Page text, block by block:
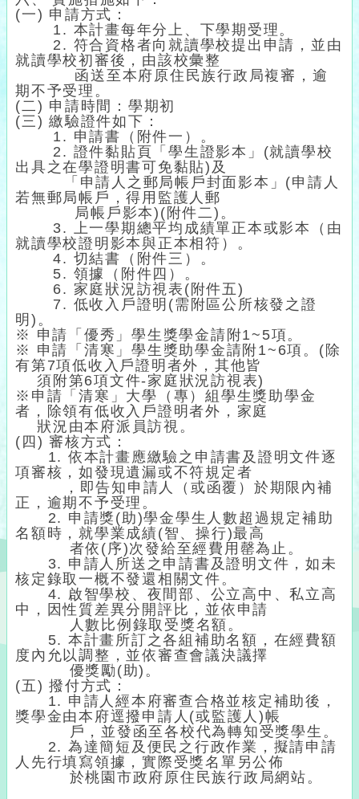
(一) 申請方式：
1. 本計畫每年分上、下學期受理。
2. 符合資格者向就讀學校提出申請，並由
就讀學校初審後，由該校彙整
函送至本府原住民族行政局複審，逾
期不予受理。
(二) 申請時間：學期初
(三) 繳驗證件如下：
1. 申請書（附件一）。
2. 證件黏貼頁「學生證影本」(就讀學校
出具之在學證明書可免黏貼)及
「申請人之郵局帳戶封面影本」(申請人
若無郵局帳戶，得用監護人郵
局帳戶影本)(附件二)。
3. 上一學期總平均成績單正本或影本（由
就讀學校證明影本與正本相符）。
4. 切結書（附件三）。
5. 領據（附件四）。
6. 家庭狀況訪視表(附件五)
7. 低收入戶證明(需附區公所核發之證
明)。
※ 申請「優秀」學生獎學金請附1~5項。
※ 申請「清寒」學生獎助學金請附1~6項。(除
有第7項低收入戶證明者外，其他皆
須附第6項文件-家庭狀況訪視表)
※申請「清寒」大學（專）組學生獎助學金
者，除領有低收入戶證明者外，家庭
狀況由本府派員訪視。
(四) 審核方式：
1. 依本計畫應繳驗之申請書及證明文件逐
項審核，如發現遺漏或不符規定者
，即告知申請人（或函覆）於期限內補
正，逾期不予受理。
2. 申請獎(助)學金學生人數超過規定補助
名額時，就學業成績(智、操行)最高
者依(序)次發給至經費用罄為止。
3. 申請人所送之申請書及證明文件，如未
核定錄取一概不發還相關文件。
4. 啟智學校、夜間部、公立高中、私立高
中，因性質差異分開評比，並依申請
人數比例錄取受獎名額。
5. 本計畫所訂之各組補助名額，在經費額
度內允以調整，並依審查會議決議擇
優獎勵(助)。
(五) 撥付方式：
1. 申請人經本府審查合格並核定補助後，
獎學金由本府逕撥申請人(或監護人)帳
戶，並發函至各校代為轉知受獎學生。
2. 為達簡短及便民之行政作業，擬請申請
人先行填寫領據，實際受獎名單另公佈
於桃園市政府原住民族行政局網站。